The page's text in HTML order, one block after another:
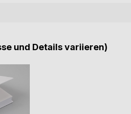
und Details variieren)